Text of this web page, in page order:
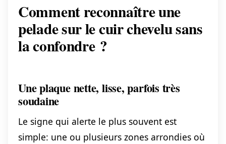
Comment reconnaître une
pelade sur le cuir chevelu sans
la confondre ?
Une plaque nette, lisse, parfois très
soudaine
Le signe qui alerte le plus souvent est
simple: une ou plusieurs zones arrondies où